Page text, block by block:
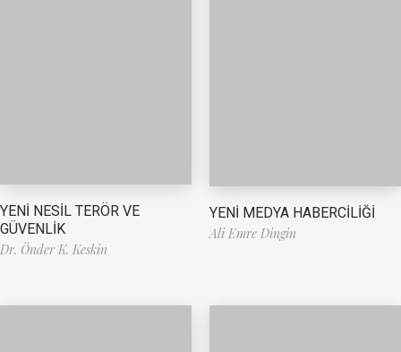
YENİ NESİL TERÖR VE
GÜVENLİK
Dr. Önder K. Keskin
YENİ MEDYA HABERCİLİĞİ
Ali Emre Dingin